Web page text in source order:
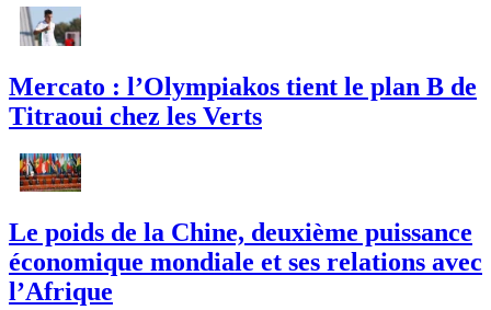
Mercato : l’Olympiakos tient le plan B de
Titraoui chez les Verts
Le poids de la Chine, deuxième puissance
économique mondiale et ses relations avec
l’Afrique